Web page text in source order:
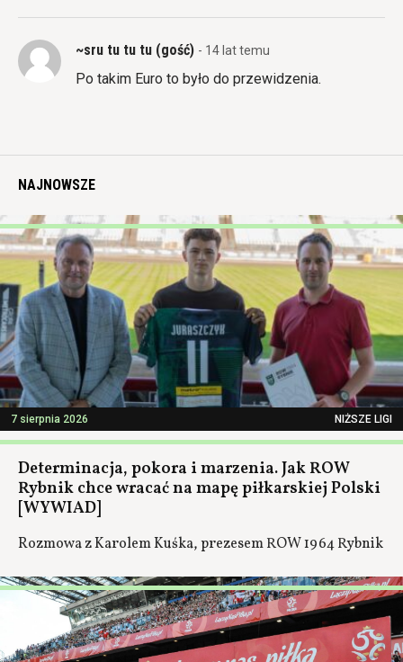
~sru tu tu tu (gość) - 14 lat temu
Po takim Euro to było do przewidzenia.
NAJNOWSZE
7 sierpnia 2026 NIŻSZE LIGI
Determinacja, pokora i marzenia. Jak ROW
Rybnik chce wracać na mapę piłkarskiej Polski
[WYWIAD]
Rozmowa z Karolem Kuśka, prezesem ROW 1964 Rybnik